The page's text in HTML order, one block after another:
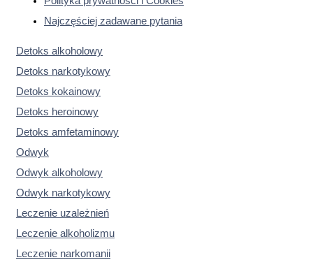
Najczęściej zadawane pytania
Detoks alkoholowy
Detoks narkotykowy
Detoks kokainowy
Detoks heroinowy
Detoks amfetaminowy
Odwyk
Odwyk alkoholowy
Odwyk narkotykowy
Leczenie uzależnień
Leczenie alkoholizmu
Leczenie narkomanii